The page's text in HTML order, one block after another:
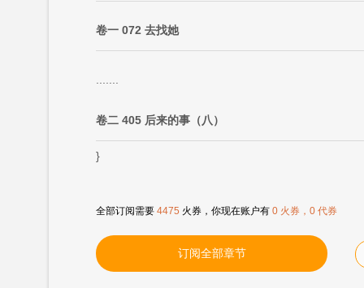
卷一 072 去找她
卷二 405 后来的事（八）
}
全部订阅需要 4475 火券，你现在账户有 0 火券，0 代券
订阅全部章节